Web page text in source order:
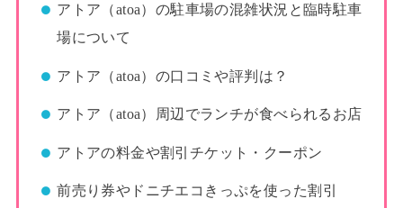
アトア（atoa）の駐車場の混雑状況と臨時駐車
場について
アトア（atoa）の口コミや評判は？
アトア（atoa）周辺でランチが食べられるお店
アトアの料金や割引チケット・クーポン
前売り券やドニチエコきっぷを使った割引